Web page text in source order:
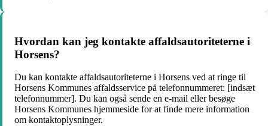
Hvordan kan jeg kontakte affaldsautoriteterne i
Horsens?
Du kan kontakte affaldsautoriteterne i Horsens ved at ringe til
Horsens Kommunes affaldsservice på telefonnummeret: [indsæt
telefonnummer]. Du kan også sende en e-mail eller besøge
Horsens Kommunes hjemmeside for at finde mere information
om kontaktoplysninger.